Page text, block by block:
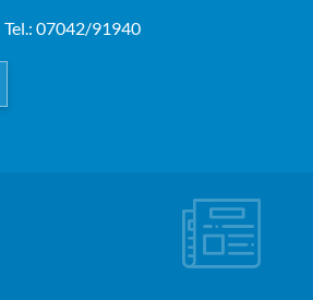
Tel.: 07042/91940